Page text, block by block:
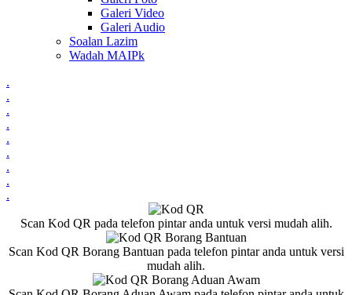
Galeri Video
Galeri Audio
Soalan Lazim
Wadah MAIPk
.
.
.
.
.
.
.
.
.
Scan Kod QR pada telefon pintar anda untuk versi mudah alih.
Scan Kod QR Borang Bantuan pada telefon pintar anda untuk versi
mudah alih.